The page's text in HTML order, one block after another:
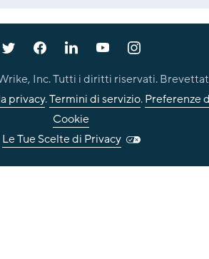
Inc. Tutti i diritti riservati.
privacy.Termini di servizio.Preferenze
Cookie
Le Tue Scelte di Privacy